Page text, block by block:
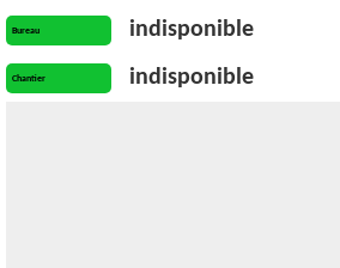
Bureau indisponible
Chantier indisponible